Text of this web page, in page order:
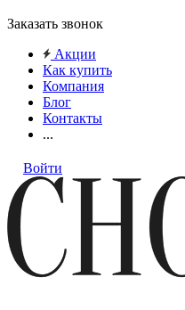
Заказать звонок
Акции
Как купить
Компания
Блог
Контакты
...
Войти